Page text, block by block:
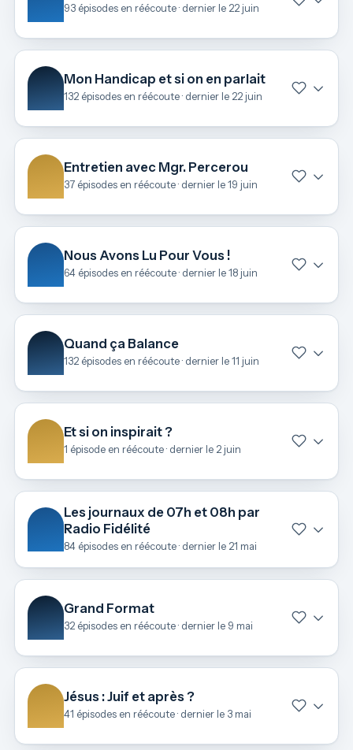
93 épisodes en réécoute · dernier le 22 juin
Mon Handicap et si on en parlait
132 épisodes en réécoute · dernier le 22 juin
Entretien avec Mgr. Percerou
37 épisodes en réécoute · dernier le 19 juin
Nous Avons Lu Pour Vous !
64 épisodes en réécoute · dernier le 18 juin
Quand ça Balance
132 épisodes en réécoute · dernier le 11 juin
Et si on inspirait ?
1 épisode en réécoute · dernier le 2 juin
Les journaux de 07h et 08h par
Radio Fidélité
84 épisodes en réécoute · dernier le 21 mai
Grand Format
32 épisodes en réécoute · dernier le 9 mai
Jésus : Juif et après ?
41 épisodes en réécoute · dernier le 3 mai